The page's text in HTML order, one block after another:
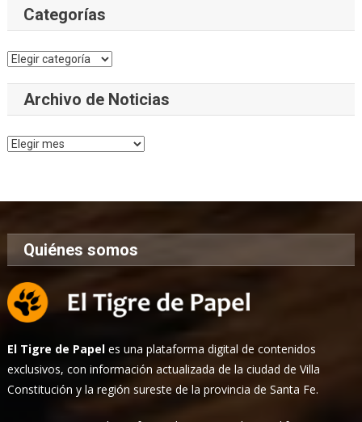
Categorías
Categorías
Archivo de Noticias
Archivo
Quiénes somos
El Tigre de Papel es una plataforma digital de contenidos
exclusivos, con información actualizada de la ciudad de Villa
Constitución y la región sureste de la provincia de Santa Fe.